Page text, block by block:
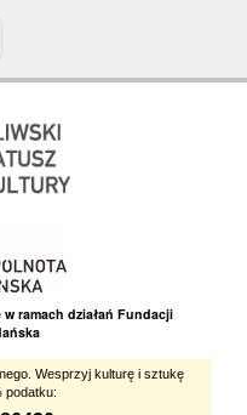
ramach działań Fundacji
Wesprzyj kulturę i sztukę
podatku: